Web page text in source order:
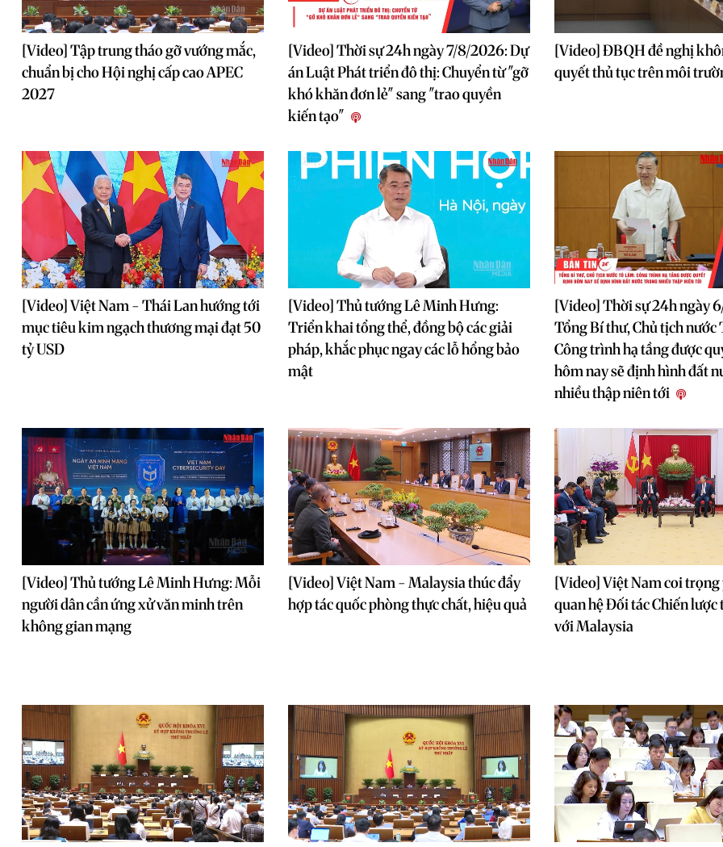
[Video] Tập trung tháo gỡ vướng mắc,
chuẩn bị cho Hội nghị cấp cao APEC
2027
[Video] Thời sự 24h ngày 7/8/2026: Dự
án Luật Phát triển đô thị: Chuyển từ "gỡ
khó khăn đơn lẻ" sang "trao quyền
kiến tạo"
[Video] ĐBQH đề nghị
quyết thủ tục trên môi
[Video] Việt Nam - Thái Lan hướng tới
mục tiêu kim ngạch thương mại đạt 50
tỷ USD
[Video] Thủ tướng Lê Minh Hưng:
Triển khai tổng thể, đồng bộ các giải
pháp, khắc phục ngay các lỗ hổng bảo
mật
[Video] Thời sự 24h ngày
Tổng Bí thư, Chủ tịch nước
Công trình hạ tầng được
hôm nay sẽ định hình đất
nhiều thập niên tới
[Video] Thủ tướng Lê Minh Hưng: Mỗi
người dân cần ứng xử văn minh trên
không gian mạng
[Video] Việt Nam - Malaysia thúc đẩy
hợp tác quốc phòng thực chất, hiệu quả
[Video] Việt Nam coi
quan hệ Đối tác Chiến lược
với Malaysia